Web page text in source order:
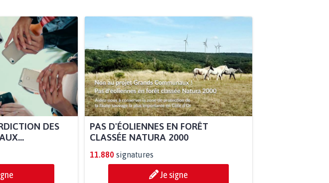
DES
PAS D'ÉOLIENNES EN FORÊT
CLASSÉE NATURA 2000
11.880 signatures
Je signe